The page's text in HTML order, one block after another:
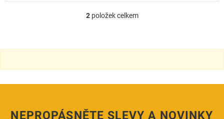
O
á
a
í
v
2položek celkem
NEPROPÁSNĚTE SLEVY A NOVINKY